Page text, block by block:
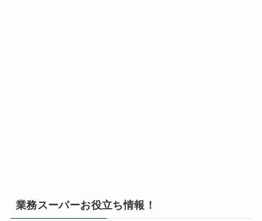
業務スーパーお役立ち情報！